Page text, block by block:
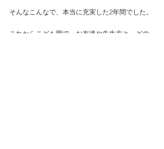
そんなこんなで、本当に充実した2年間でした。
これからこども園で、お友達や先生方と、どの